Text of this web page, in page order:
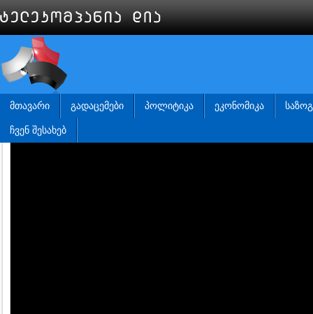
ᲛᲗᲐᲕᲐᲠᲘ ᲒᲐᲓᲐᲪᲔᲛᲔᲑᲘ ᲞᲝᲚᲘᲢᲘᲙᲐ ᲔᲙᲝᲜᲝᲛᲘᲙᲐ
ᲩᲕᲔᲜ ᲨᲔᲡᲐᲮᲔᲑ